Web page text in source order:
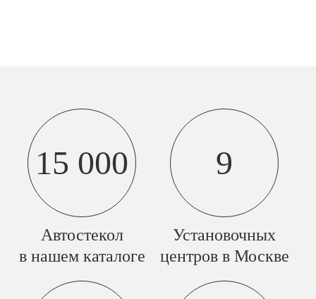
15 000
Автостекол
в нашем каталоге
9
Установочных
центров в Москве